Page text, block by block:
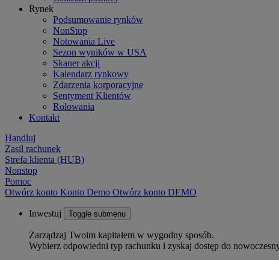
Rynek
Podsumowanie rynków
NonStop
Notowania Live
Sezon wyników w USA
Skaner akcji
Kalendarz rynkowy
Zdarzenia korporacyjne
Sentyment Klientów
Rolowania
Kontakt
Handluj
Zasil rachunek
Strefa klienta (HUB)
Nonstop
Pomoc
Otwórz konto Konto Demo Otwórz konto DEMO
Inwestuj Toggle submenu
Zarządzaj Twoim kapitałem w wygodny sposób.
Wybierz odpowiedni typ rachunku i zyskaj dostęp do